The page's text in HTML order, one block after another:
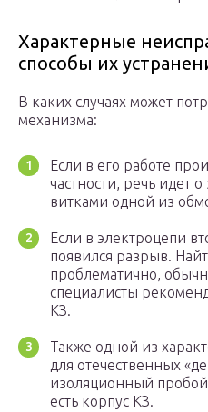
Характерные
способы их
В каких случаях может
механизма:
Если в его работе
частности, речь идет
витками одной из
Если в электроцепи
появился разрыв.
проблематично,
специалисты
КЗ.
Также одной из
для отечественных
изоляционный пробой
есть корпус КЗ.